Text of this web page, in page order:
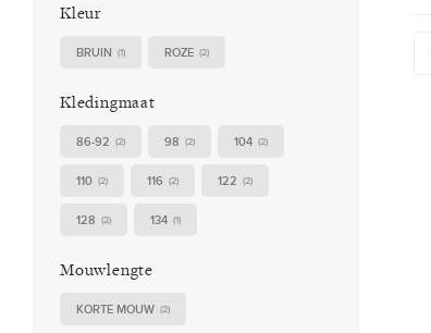
Kleur
BRUIN (1) ROZE (2)
Kledingmaat
86-92 (2) 98 (2) 104 (2)
110 (2) 116 (2) 122 (2)
128 (2) 134 (1)
Mouwlengte
KORTE MOUW (2)